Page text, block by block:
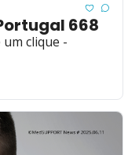
668
clique -